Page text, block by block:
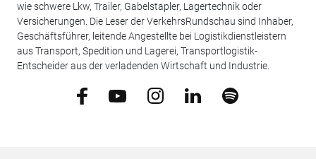
wie schwere Lkw, Trailer, Gabelstapler, Lagertechnik oder
Versicherungen. Die Leser der VerkehrsRundschau sind Inhaber,
Geschäftsführer, leitende Angestellte bei Logistikdienstleistern
aus Transport, Spedition und Lagerei, Transportlogistik-
Entscheider aus der verladenden Wirtschaft und Industrie.